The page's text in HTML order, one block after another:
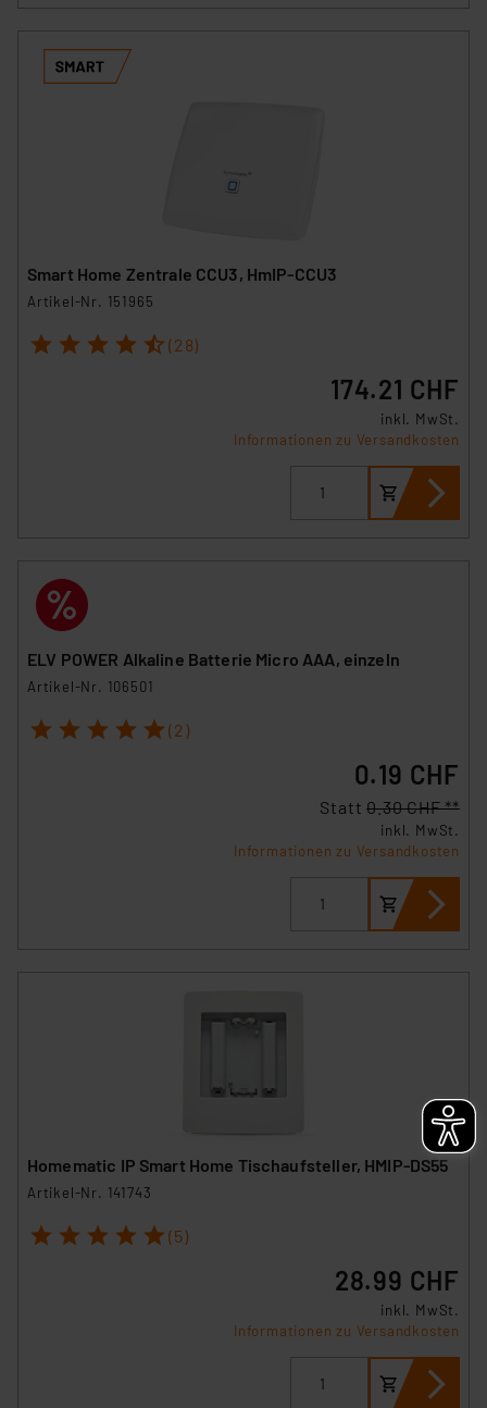
führen, dass die Einstellungen nicht längerfristig
gespeichert werden und dieses Banner erneut
Daten in den USA. Ihre Einwilligung zur Einbindung von
und zu der jeweiligen Datenübermittlung erhalten Sie in
Angemessenheitsbeschluss der EU. Dies bedeutet,
Datenschutz nach EU-Standards eingestuft wird. So
personenbezogene Daten in
Überwachungsprogrammen verarbeiten, ohne dass
hiergegen Klagemöglichkeiten für Europäer bestehen.
Unsere Kooperation mit diesen Dienstleistern stützt
Europäischen Kommission sowie einer eigenen
Beurteilung der mit der Datenübermittlung,
insbesondere der Art der übermittelten Daten,
verbundenen Risiken.“
Smart Home Zentrale CCU3, HmIP-CCU3
Artikel-Nr. 151965
1 2 3 4 5 (28)
174.21 CHF
inkl. MwSt.
Informationen zu Versandkosten
ELV POWER Alkaline Batterie Micro AAA, einzeln
Artikel-Nr. 106501
1 2 3 4 5 (2)
0.19 CHF
Statt0.30 CHF **
inkl. MwSt.
Informationen zu Versandkosten
Homematic IP Smart Home Tischaufsteller, HMIP-DS55
Artikel-Nr. 141743
1 2 3 4 5 (5)
28.99 CHF
inkl. MwSt.
Informationen zu Versandkosten